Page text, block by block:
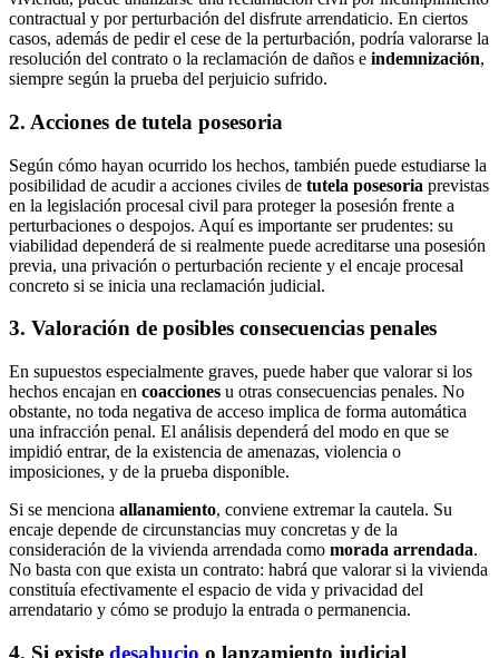
contractual y por perturbación del disfrute arrendaticio. En ciertos
casos, además de pedir el cese de la perturbación, podría valorarse la
resolución del contrato o la reclamación de daños e indemnización,
siempre según la prueba del perjuicio sufrido.
2. Acciones de tutela posesoria
Según cómo hayan ocurrido los hechos, también puede estudiarse la
posibilidad de acudir a acciones civiles de tutela posesoria previstas
en la legislación procesal civil para proteger la posesión frente a
perturbaciones o despojos. Aquí es importante ser prudentes: su
viabilidad dependerá de si realmente puede acreditarse una posesión
previa, una privación o perturbación reciente y el encaje procesal
concreto si se inicia una reclamación judicial.
3. Valoración de posibles consecuencias penales
En supuestos especialmente graves, puede haber que valorar si los
hechos encajan en coacciones u otras consecuencias penales. No
obstante, no toda negativa de acceso implica de forma automática
una infracción penal. El análisis dependerá del modo en que se
impidió entrar, de la existencia de amenazas, violencia o
imposiciones, y de la prueba disponible.
Si se menciona allanamiento, conviene extremar la cautela. Su
encaje depende de circunstancias muy concretas y de la
consideración de la vivienda arrendada como morada arrendada.
No basta con que exista un contrato: habrá que valorar si la vivienda
constituía efectivamente el espacio de vida y privacidad del
arrendatario y cómo se produjo la entrada o permanencia.
4. Si existe desahucio o lanzamiento judicial